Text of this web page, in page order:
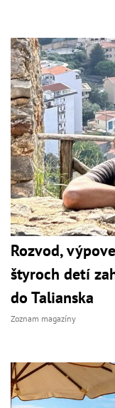
Rozvod,
štyroch detí
do Talianska
Zoznam magazíny